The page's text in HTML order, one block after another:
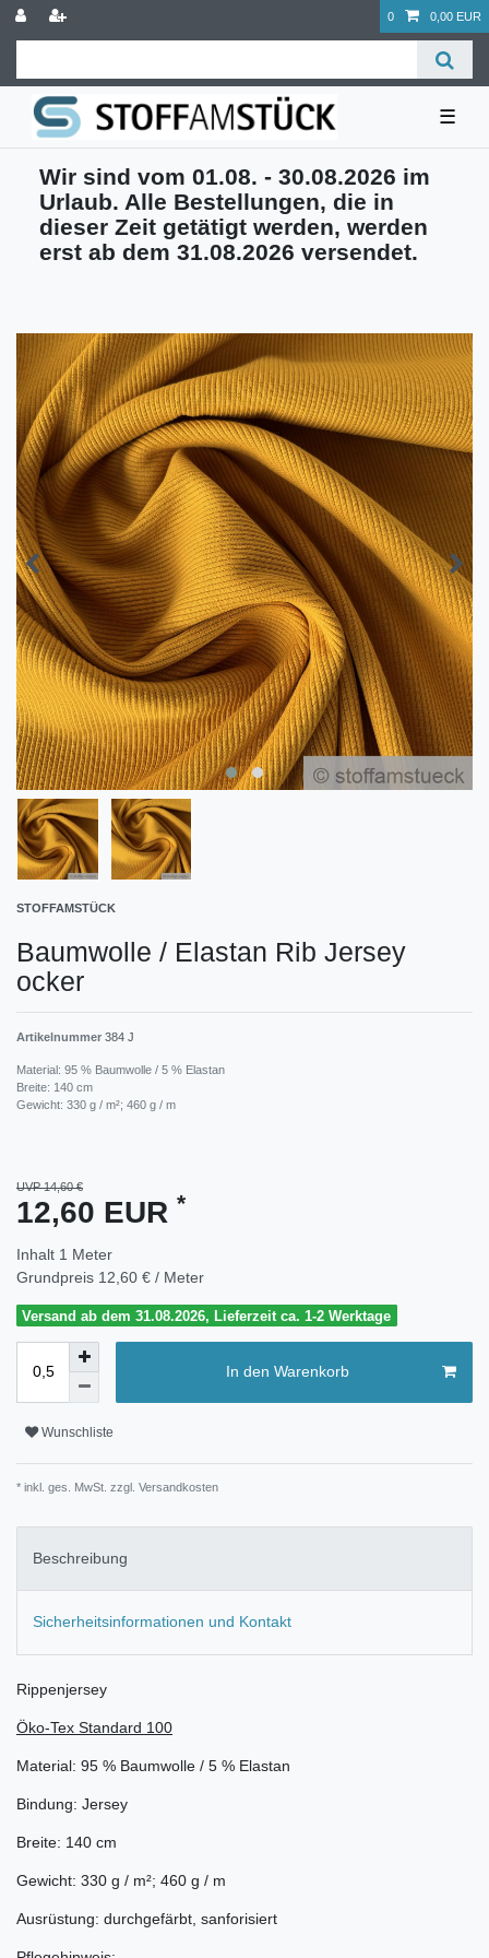
0 0,00 EUR
☰
Wir sind vom 01.08. - 30.08.2026 im
Urlaub. Alle Bestellungen, die in
dieser Zeit getätigt werden, werden
erst ab dem 31.08.2026 versendet.
STOFFAMSTÜCK
Baumwolle / Elastan Rib Jersey
ocker
Artikelnummer 384 J
Material: 95 % Baumwolle / 5 % Elastan
Breite: 140 cm
Gewicht: 330 g / m²; 460 g / m
UVP 14,60 €
12,60 EUR *
Inhalt 1 Meter
Grundpreis 12,60 € / Meter
Versand ab dem 31.08.2026, Lieferzeit ca. 1-2 Werktage
In den Warenkorb
Wunschliste
* inkl. ges. MwSt. zzgl. Versandkosten
Beschreibung
Sicherheitsinformationen und Kontakt
Rippenjersey
Öko-Tex Standard 100
Material: 95 % Baumwolle / 5 % Elastan
Bindung: Jersey
Breite: 140 cm
Gewicht: 330 g / m²; 460 g / m
Ausrüstung: durchgefärbt, sanforisiert